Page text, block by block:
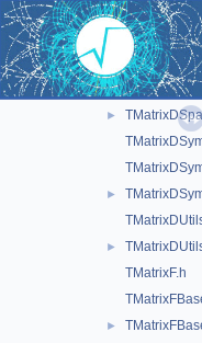
► TMatrixDfwd.h
►
►
►
TMatrixF.h
►